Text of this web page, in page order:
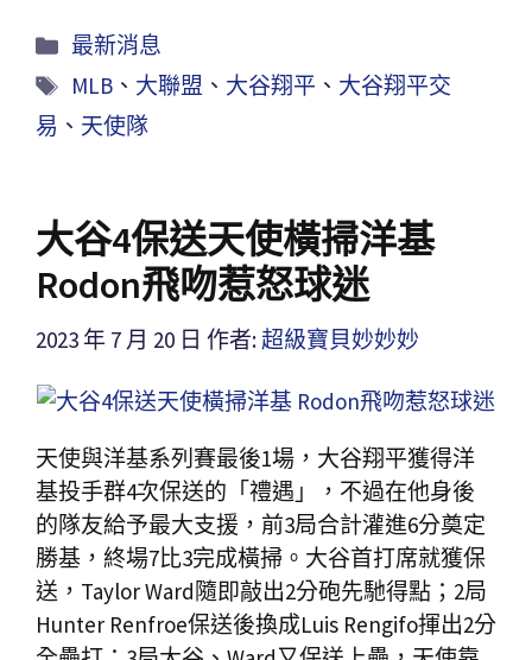
最新消息
MLB 、 大聯盟 、 大谷翔平 、 大谷翔平交
易 、 天使隊
大谷4保送天使橫掃洋基
Rodon飛吻惹怒球迷
2023 年 7 月 20 日 作者: 超級寶貝妙妙妙
天使與洋基系列賽最後1場，大谷翔平獲得洋
基投手群4次保送的「禮遇」，不過在他身後
的隊友給予最大支援，前3局合計灌進6分奠定
勝基，終場7比3完成橫掃。大谷首打席就獲保
送，Taylor Ward隨即敲出2分砲先馳得點；2局
Hunter Renfroe保送後換成Luis Rengifo揮出2分